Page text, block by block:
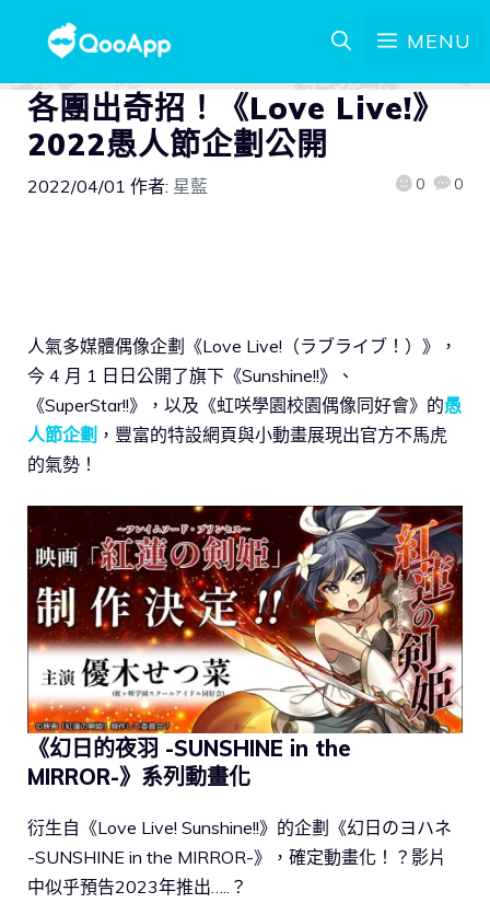
MENU
各團出奇招！《Love Live!》
2022愚人節企劃公開
2022/04/01 作者: 星藍 0 0
人氣多媒體偶像企劃《Love Live!（ラブライブ！）》，
今 4 月 1 日日公開了旗下《Sunshine!!》、
《SuperStar!!》，以及《虹咲學園校園偶像同好會》的愚
人節企劃 ，豐富的特設網頁與小動畫展現出官方不馬虎
的氣勢！
《幻日的夜羽 -SUNSHINE in the
MIRROR-》系列動畫化
衍生自《Love Live! Sunshine!!》的企劃《幻日のヨハネ
-SUNSHINE in the MIRROR-》，確定動畫化！？影片
中似乎預告2023年推出…..？